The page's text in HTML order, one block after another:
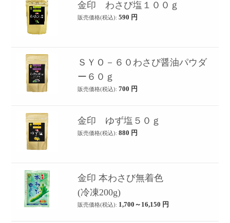
金印 わさび塩１００ｇ
販売価格(税込): 590 円
ＳＹＯ－６０わさび醤油パウダ
ー６０ｇ
販売価格(税込): 700 円
金印 ゆず塩５０ｇ
販売価格(税込): 880 円
金印 本わさび無着色
(冷凍200g)
販売価格(税込): 1,700～16,150 円